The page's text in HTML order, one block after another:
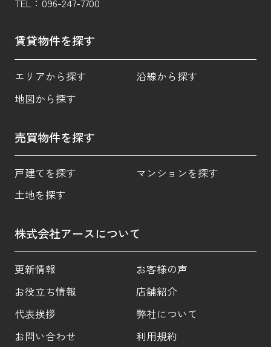
賃貸物件を探す
エリアから探す
沿線から探す
地図から探す
売買物件を探す
戸建てを探す
マンションを探す
土地を探す
株式会社アースについて
更新情報
お客様の声
お役立ち情報
店舗紹介
代表挨拶
弊社について
お問い合わせ
利用規約